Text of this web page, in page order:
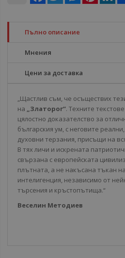
Пълно описание
Мнения
Цени за доставка
„Щастлив съм, че осъществих
на „Златорог“. Техните
цялостно доказателство за
българския ум, с неговите
духовни терзания, присъщи на
В тях личи и искрената
свързана с европейската
плътната, а не накъсана тъкан
интелигенция, независимо от
търсения и кръстопътища.“
Веселин Методиев